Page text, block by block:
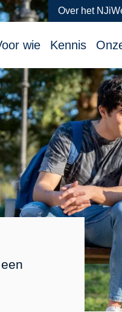
Over het NJi
wie Kennis